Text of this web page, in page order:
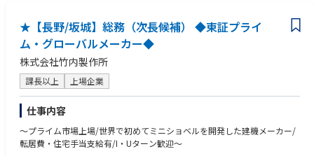
★【長野/坂城】総務（次長候補） ◆東証プライ
ム・グローバルメーカー◆
株式会社竹内製作所
課長以上 上場企業
仕事内容
～プライム市場上場/世界で初めてミニショベルを開発した建機メーカー/
転居費・住宅手当支給有/I・Uターン歓迎～